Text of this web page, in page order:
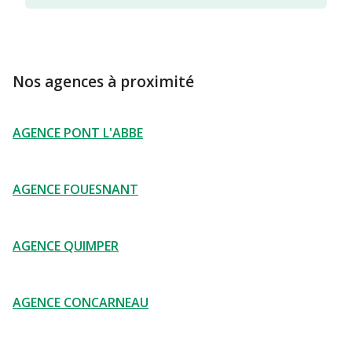
Nos agences à proximité
AGENCE PONT L'ABBE
AGENCE FOUESNANT
AGENCE QUIMPER
AGENCE CONCARNEAU